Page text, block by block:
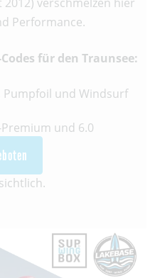
Performance.
für den Traunsee:
Pumpfoil und Windsurf
und 6.0